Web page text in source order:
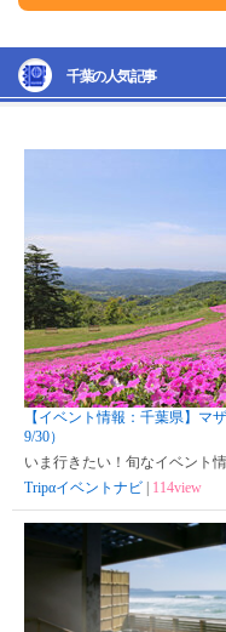
千葉の人気記事
【イベント情報：千葉県】
9/30）
いま行きたい！旬なイベント
Tripαイベントナビ | 114view